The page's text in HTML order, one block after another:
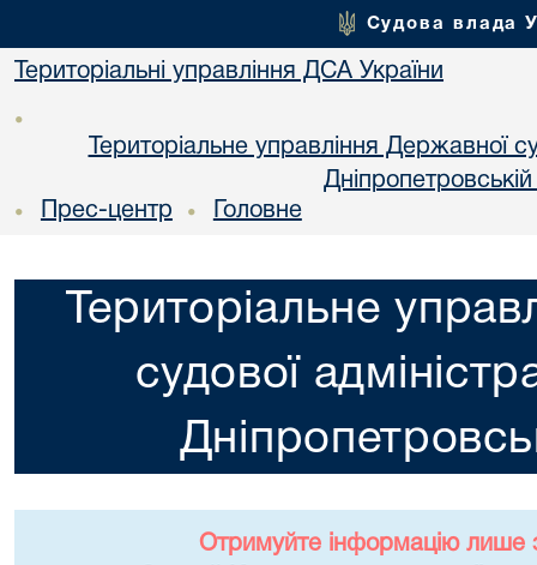
Судова влада
Територіальні управління ДСА України
•
Територіальне управління Державної
• Прес-центр • Головне
Територіальне
судової
Отримуйте інформацію лише